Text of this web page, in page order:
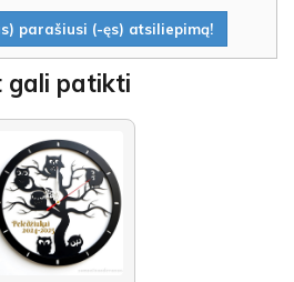
parašiusi (-ęs) atsiliepimą!
gali patikti